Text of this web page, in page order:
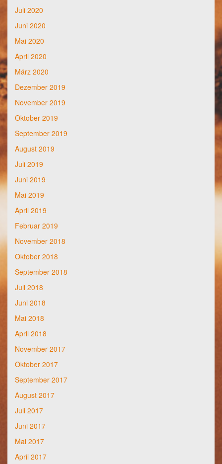
Juli 2020
Juni 2020
Mai 2020
April 2020
März 2020
Dezember 2019
November 2019
Oktober 2019
September 2019
August 2019
Juli 2019
Juni 2019
Mai 2019
April 2019
Februar 2019
November 2018
Oktober 2018
September 2018
Juli 2018
Juni 2018
Mai 2018
April 2018
November 2017
Oktober 2017
September 2017
August 2017
Juli 2017
Juni 2017
Mai 2017
April 2017